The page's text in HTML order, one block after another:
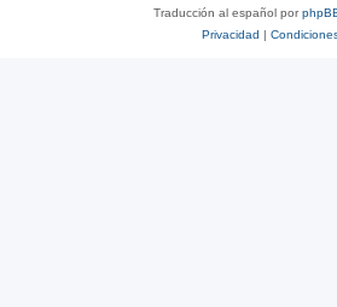
Traducción al español por
Privacidad |